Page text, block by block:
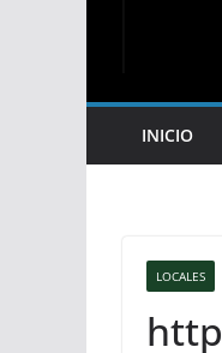
INICIO
LOCALES